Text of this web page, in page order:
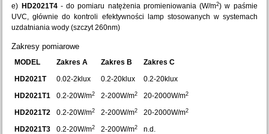
e) HD2021T4- do pomiaru natężenia promieniowania (W/m2) w paśmie
UVC, głównie do kontroli efektywności lamp stosowanych w systemach
uzdatniania wody (szczyt 260nm)
Zakresy pomiarowe
MODEL Zakres A Zakres B
Zakres C
HD2021T
0.02-2klux 0.2-20klux
0.2-20klux
HD2021T1
0.2-20W/m2 2-200W/m2 20-2000W/m2
HD2021T2 0.2-20W/m2 2-200W/m2 20-2000W/m2
HD2021T3 0.2-20W/m2 2-200W/m2
n.d.